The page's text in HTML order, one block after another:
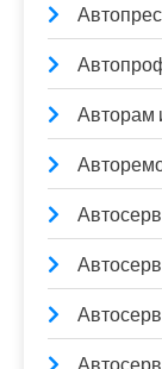
Авторам